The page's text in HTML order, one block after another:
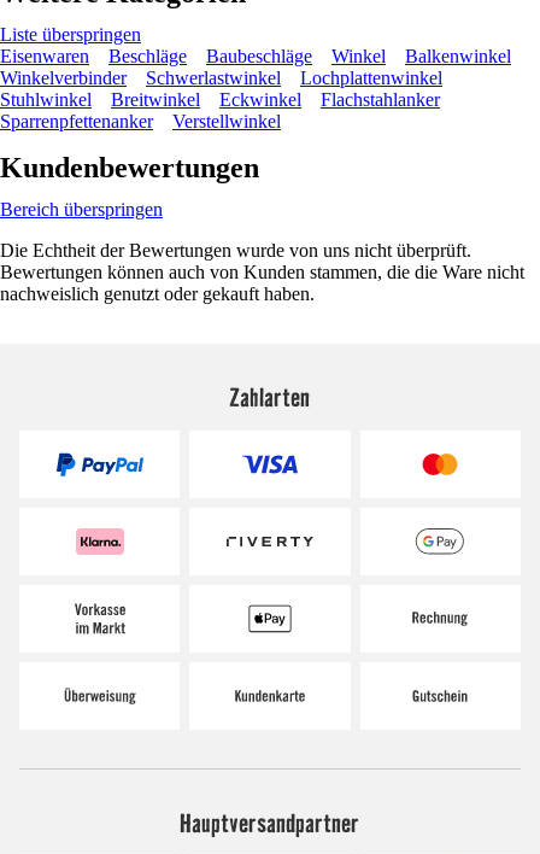
Liste überspringen
Eisenwaren
Beschläge Baubeschläge Winkel
Balkenwinkel
Winkelverbinder
Schwerlastwinkel
Lochplattenwinkel
Stuhlwinkel
Breitwinkel Eckwinkel
Flachstahlanker
Sparrenpfettenanker
Verstellwinkel
Kundenbewertungen
Bereich überspringen
Die Echtheit der Bewertungen wurde von uns nicht überprüft.
Bewertungen können auch von Kunden stammen, die die Ware nicht
nachweislich genutzt oder gekauft haben.
Zahlarten
Hauptversandpartner